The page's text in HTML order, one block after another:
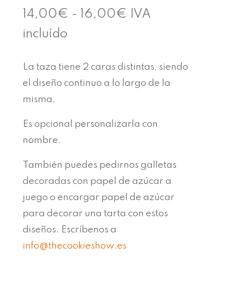
14,00€ - 16,00€ Rango
desde
IVA
incluído
La taza tiene 2 caras distintas, siendo
el diseño continuo a lo largo de la
misma.
Es opcional personalizarla con
nombre.
También puedes pedirnos galletas
decoradas con papel de azúcar a
juego o encargar papel de azúcar
para decorar una tarta con estos
diseños. Escríbenos a
info@thecookieshow.es